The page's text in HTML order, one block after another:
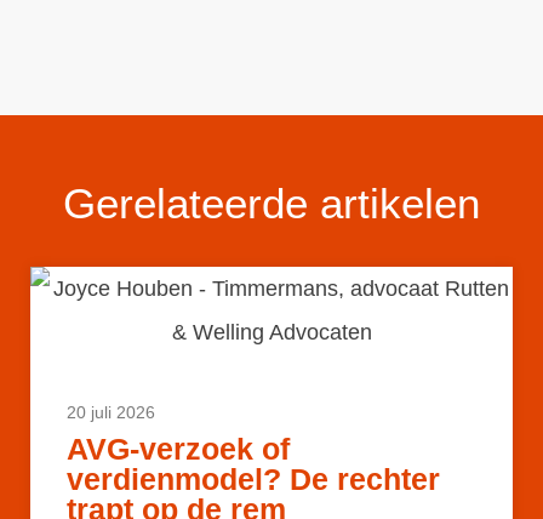
Gerelateerde artikelen
20 juli 2026
AVG-verzoek of
verdienmodel? De rechter
trapt op de rem